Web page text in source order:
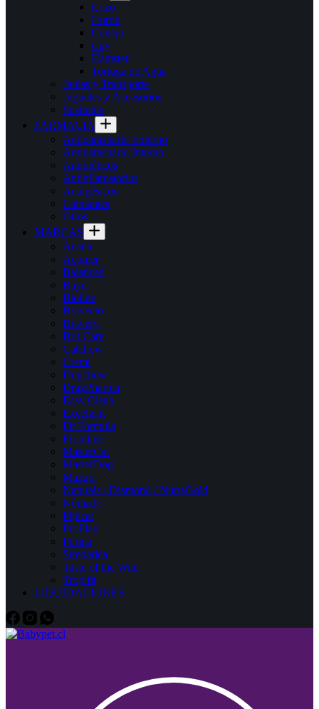
Erizo
Hurón
Conejo
Cuy
Hamster
Tortuga de Agua
Jaulas y Transporte
Juguetes y Accesorios
Sustratos
FARMACIA
Antiparasitario Externo
Antiparasitario Interno
Antibióticos
Antinflamatorios
Analgésicos
Calmantes
Otros
MARCAS
Acana
Acomer
Balanced
Bayer
Bioline
Bravecto
Bravery
Brit Care
Catchow
Cremi
Dogchow
DragPharma
Easy Clean
Excellent
Fit Formula
Frontline
MasterCat
MasterDog
Mazuri
Naturals / Diamond / NutraGold
Nómade
Pipicat
ProPlan
Purina
Simparica
Taste of the Wild
Tropifit
LIQUIDACIONES